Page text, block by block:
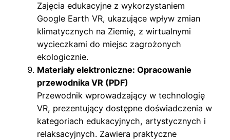
Zajęcia edukacyjne z wykorzystaniem
Google Earth VR, ukazujące wpływ zmian
klimatycznych na Ziemię, z wirtualnymi
wycieczkami do miejsc zagrożonych
ekologicznie.
Materiały elektroniczne: Opracowanie
przewodnika VR (PDF)
Przewodnik wprowadzający w technologię
VR, prezentujący dostępne doświadczenia w
kategoriach edukacyjnych, artystycznych i
relaksacyjnych. Zawiera praktyczne